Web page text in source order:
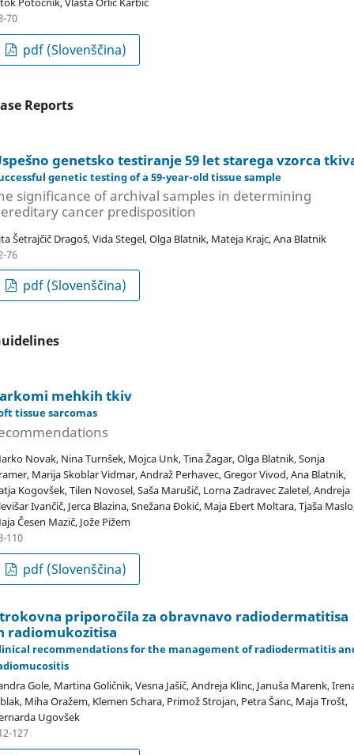
70
pdf (Slovenščina)
Reports
genetsko testiranje 59 let starega vzorca
genetic testing of a 59-year-old tissue sample
significance of archival samples in determining
cancer predisposition
Šetrajčič Dragoš, Vida Stegel, Olga Blatnik, Mateja Krajc, Ana Blatnik
76
pdf (Slovenščina)
mehkih tkiv
tissue sarcomas
Novak, Nina Turnšek, Mojca Unk, Tina Žagar, Olga Blatnik, Sonja
Marija Skoblar Vidmar, Andraž Perhavec, Gregor Vivod, Ana Blatnik,
Kogovšek, Tilen Novosel, Saša Marušič, Lorna Zadravec Zaletel, Andreja
Ivančič, Jerca Blazina, Snežana Đokić, Maja Ebert Moltara, Tjaša
Česen Mazič, Jože Pižem
110
pdf (Slovenščina)
priporočila za obravnavo radiodermatitisa
radiomukozitisa
recommendations for the management of radiodermatitis
Gole, Martina Goličnik, Vesna Jašič, Andreja Klinc, Januša Marenk,
Miha Oražem, Klemen Schara, Primož Strojan, Petra Šanc, Maja Trošt,
Ugovšek
127